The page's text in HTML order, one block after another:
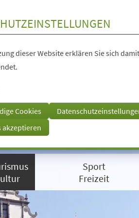
dieser Website erklären Sie sich
Cookies
akzeptieren
Sport
Freizeit